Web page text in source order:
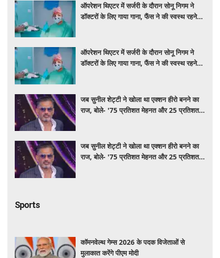
ऑपरेशन थिएटर में सर्जरी के दौरान सोनू निगम ने
डॉक्टरों के लिए गाया गाना, फैंस ने की स्वस्थ रहने
ऑपरेशन थिएटर में सर्जरी के दौरान सोनू निगम ने
डॉक्टरों के लिए गाया गाना, फैंस ने की स्वस्थ रहने
जब सुनील शेट्टी ने खोला था एक्शन हीरो बनने का
राज, बोले- '75 प्रतिशत मेहनत और 25 प्रतिशत
जब सुनील शेट्टी ने खोला था एक्शन हीरो बनने का
राज, बोले- '75 प्रतिशत मेहनत और 25 प्रतिशत
Sports
कॉमनवेल्थ गेम्स 2026 के पदक विजेताओं से
मुलाकात करेंगे पीएम मोदी